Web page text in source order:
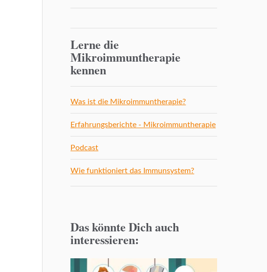
Lerne die
Mikroimmuntherapie
kennen
Was ist die Mikroimmuntherapie?
Erfahrungsberichte - Mikroimmuntherapie
Podcast
Wie funktioniert das Immunsystem?
Das könnte Dich auch
interessieren: